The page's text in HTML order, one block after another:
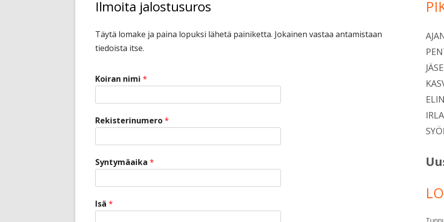
Ilmoita jalostusuros
Täytä lomake ja paina lopuksi lähetä painiketta. Jokainen vastaa antamistaan
tiedoista itse.
Koiran nimi *
Rekisterinumero*
Syntymäaika *
Isä *